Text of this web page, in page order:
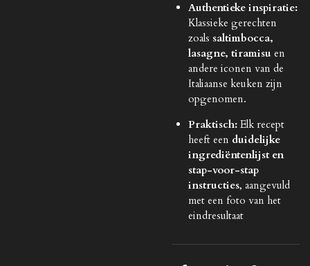
Authentieke inspiratie:
Klassieke gerechten
zoals saltimbocca,
lasagne, tiramisu en
andere iconen van de
Italiaanse keuken zijn
opgenomen.
Praktisch:Elk recept
heeft een duidelijke
ingrediëntenlijst en
stap-voor-stap
instructies, aangevuld
met een foto van het
eindresultaat